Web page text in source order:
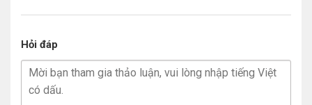
Hỏi đáp